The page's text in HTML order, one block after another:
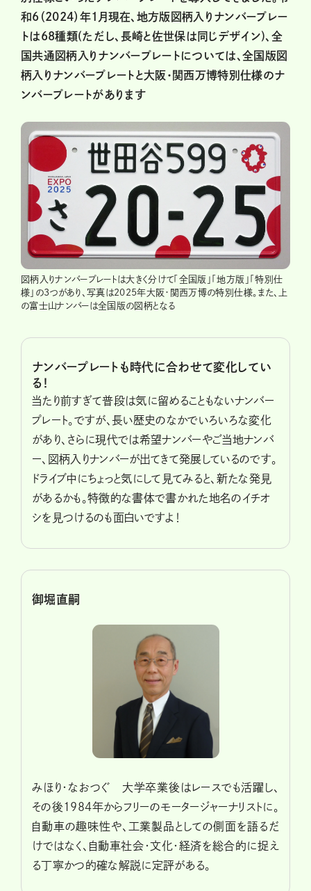
和6（2024）年1月現在、地方版図柄入りナンバープレー
トは68種類(ただし、長崎と佐世保は同じデザイン)、全
国共通図柄入りナンバープレートについては、全国版図
柄入りナンバープレートと大阪・関西万博特別仕様のナ
ンバープレートがあります
図柄入りナンバープレートは大きく分けて「全国版」「地方版」「特別仕
様」の3つがあり、写真は2025年大阪・関西万博の特別仕様。また、上
の富士山ナンバーは全国版の図柄となる
ナンバープレートも時代に合わせて変化してい
る！
当たり前すぎて普段は気に留めることもないナンバー
プレート。ですが、長い歴史のなかでいろいろな変化
があり、さらに現代では希望ナンバーやご当地ナンバ
ー、図柄入りナンバーが出てきて発展しているのです。
ドライブ中にちょっと気にして見てみると、新たな発見
があるかも。特徴的な書体で書かれた地名のイチオ
シを見つけるのも面白いですよ！
御堀直嗣
みほり・なおつぐ 大学卒業後はレースでも活躍し、
その後1984年からフリーのモータージャーナリストに。
自動車の趣味性や、工業製品としての側面を語るだ
けではなく、自動車社会・文化・経済を総合的に捉え
る丁寧かつ的確な解説に定評がある。